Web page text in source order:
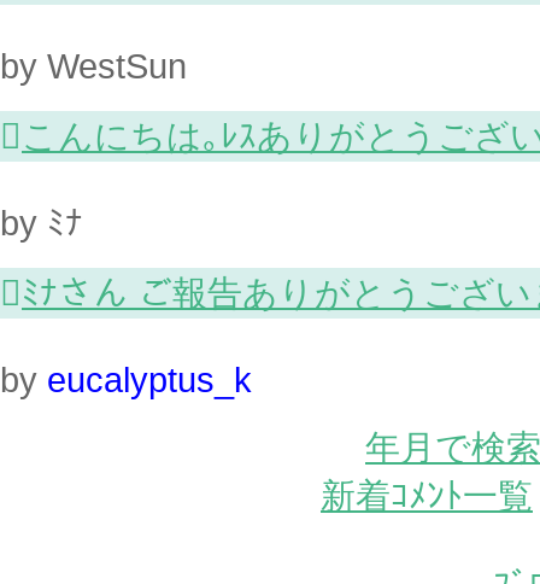
by WestSun
こんにちは｡ﾚｽありがとうござ
by ﾐﾅ
ﾐﾅさん ご報告ありがとうござ
by eucalyptus_k
年月で検索
新着ｺﾒﾝﾄ一覧